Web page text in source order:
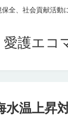
全、社会貢献活動
愛護エコ
温上昇